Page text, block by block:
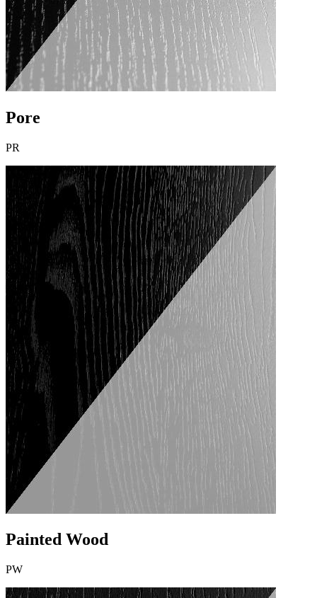
Pore
PR
Painted Wood
PW